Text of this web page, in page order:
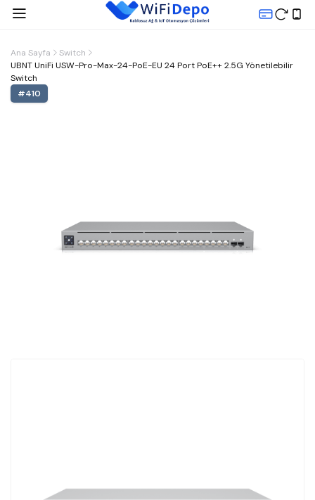
Ana Sayfa
Switch
UBNT UniFi USW-Pro-Max-24-PoE-EU 24 Port PoE++ 2.5G Yönetilebilir
Switch
#410